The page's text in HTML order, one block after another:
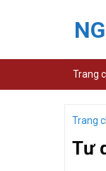
Trang
Trang
Tư